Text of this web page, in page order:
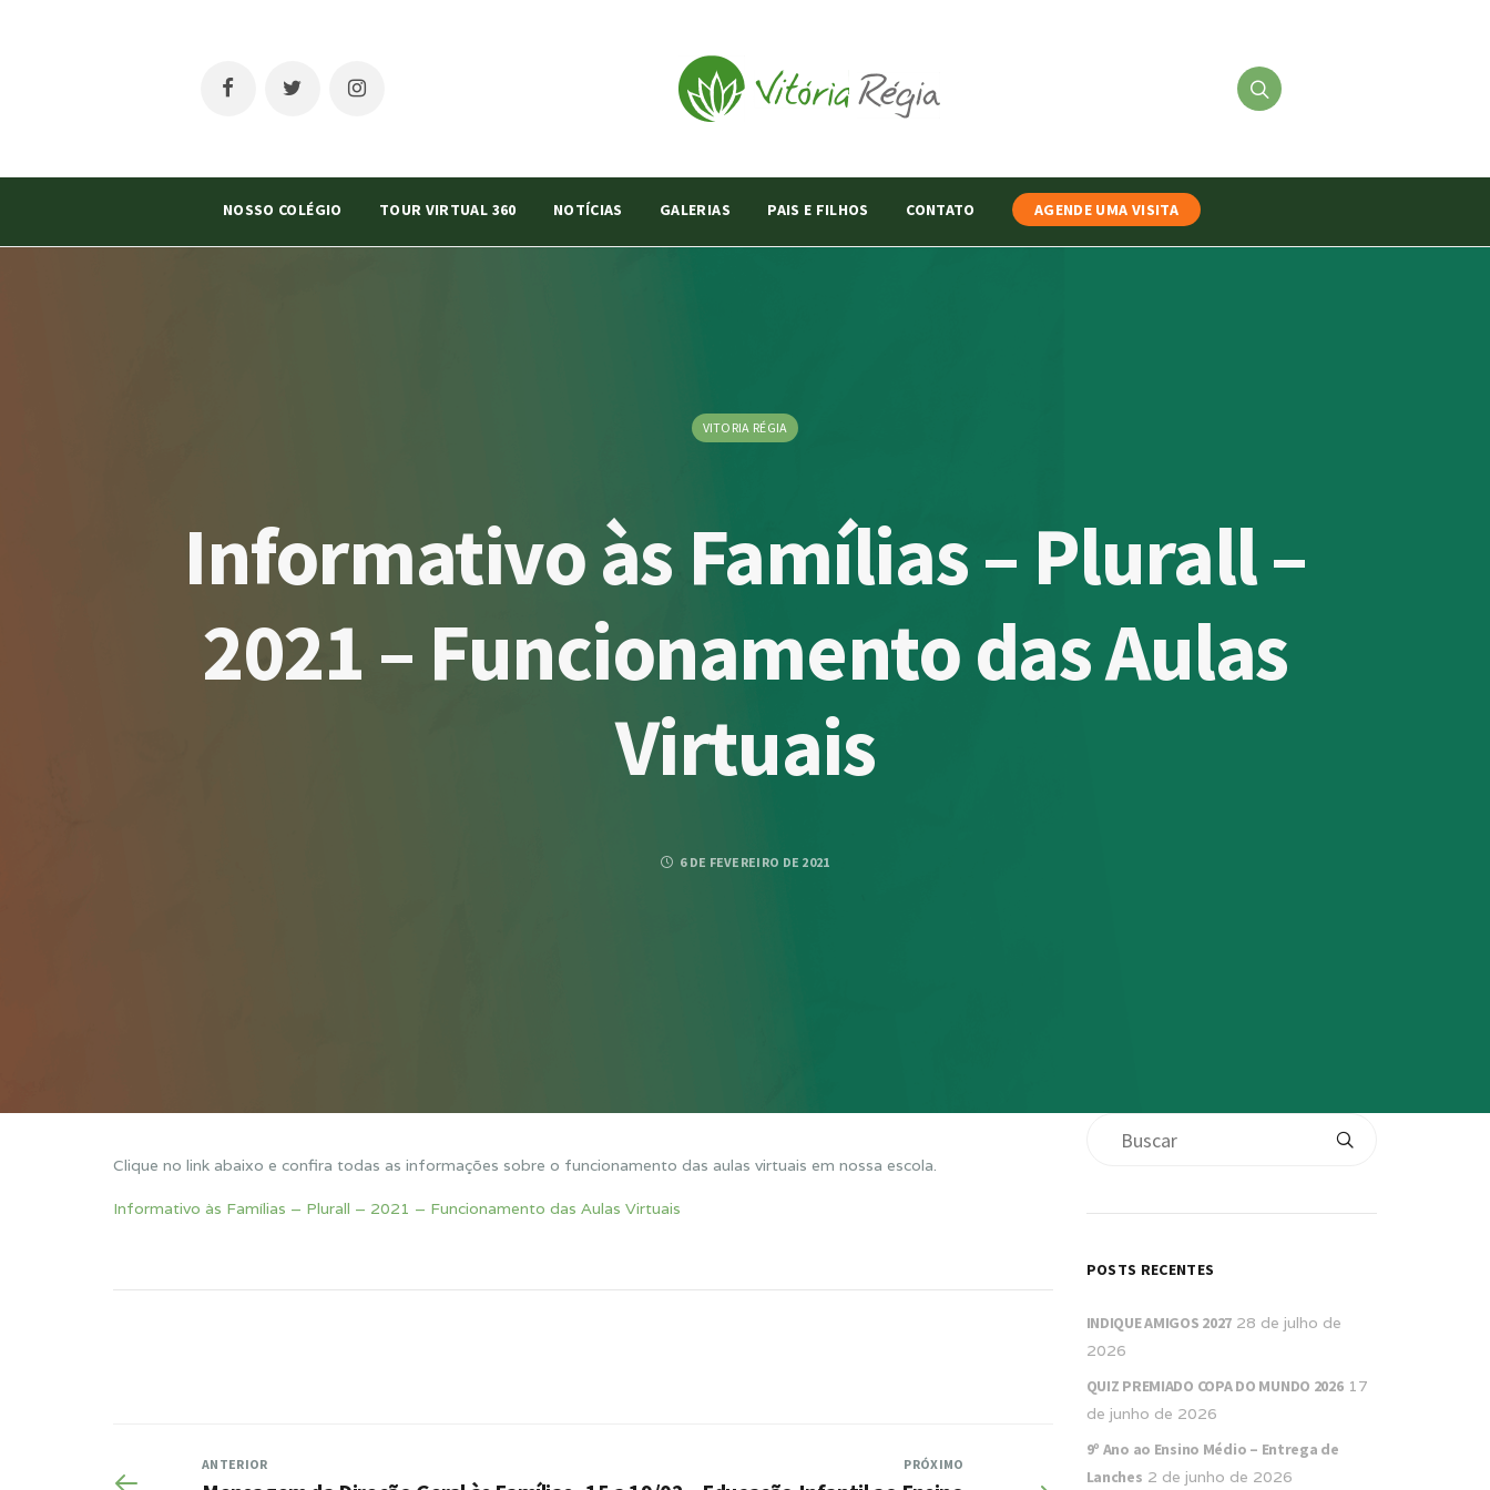
NOSSO COLÉGIO TOUR VIRTUAL 360 NOTÍCIAS GALERIAS PAIS E FILHOS CONTATO AGENDE UMA VISITA
VITORIA RÉGIA
Informativo às Famílias – Plurall –
2021 – Funcionamento das Aulas
Virtuais
6 DE FEVEREIRO DE 2021
Clique no link abaixo e confira todas as informações sobre o funcionamento das aulas virtuais em nossa escola.
Informativo às Famílias – Plurall – 2021 – Funcionamento das Aulas Virtuais
ANTERIOR PRÓXIMO
POSTS RECENTES
INDIQUE AMIGOS 2027 28 de julho de
2026
QUIZ PREMIADO COPA DO MUNDO 2026 17
de junho de 2026
9º Ano ao Ensino Médio – Entrega de
Lanches 2 de junho de 2026